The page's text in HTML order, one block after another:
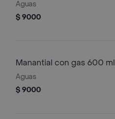
Aguas
$ 9000
Manantial con gas 600 ml
Aguas
$ 9000